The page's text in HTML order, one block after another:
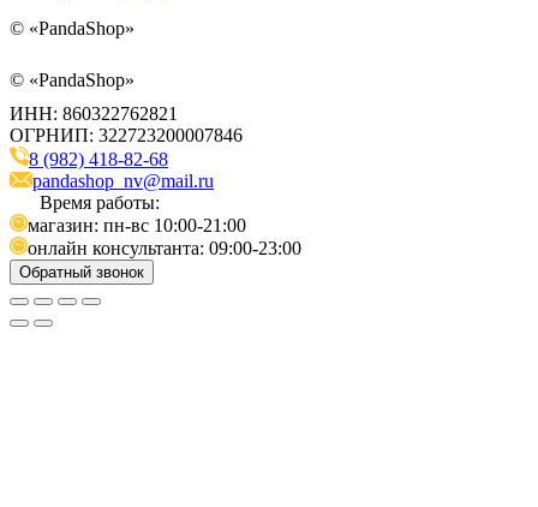
© «PandaShop»
© «PandaShop»
ИНН: 860322762821
ОГРНИП: 322723200007846
8 (982) 418-82-68
pandashop_nv@mail.ru
Время работы:
магазин: пн-вс 10:00-21:00
онлайн консультанта: 09:00-23:00
Обратный звонок